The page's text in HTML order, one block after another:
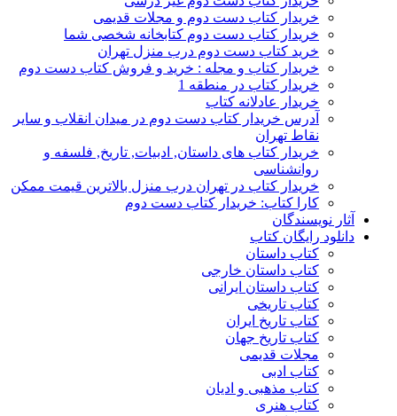
خریدار کتاب دست دوم و مجلات قدیمی
خریدار کتاب دست دوم کتابخانه شخصی شما
خرید کتاب دست دوم درب منزل تهران
خریدار کتاب و مجله : خرید و فروش کتاب دست دوم
خریدار کتاب در منطقه 1
خریدار عادلانه کتاب
آدرس خریدار کتاب دست دوم در میدان انقلاب و سایر
نقاط تهران
خریدار کتاب های داستان, ادبیات, تاریخ, فلسفه و
روانشناسی
خریدار کتاب در تهران درب منزل بالاترین قیمت ممکن
کارا کتاب: خریدار کتاب دست دوم
آثار نویسندگان
دانلود رایگان کتاب
کتاب داستان
کتاب داستان خارجی
کتاب داستان ایرانی
کتاب تاریخی
کتاب تاریخ ایران
کتاب تاریخ جهان
مجلات قدیمی
کتاب ادبی
کتاب مذهبی و ادیان
کتاب هنری